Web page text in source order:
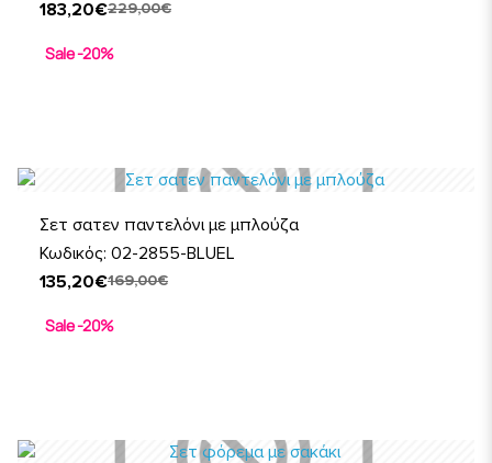
183,20€229,00€
Sale -20%
Σετ σατεν παντελόνι με μπλούζα
Κωδικός: 02-2855-BLUEL
135,20€169,00€
Sale -20%